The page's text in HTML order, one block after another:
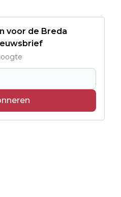
voor de Breda